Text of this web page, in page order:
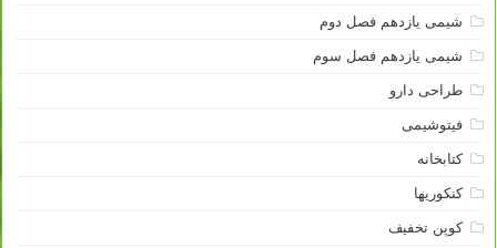
شیمی یازدهم فصل دوم
شیمی یازدهم فصل سوم
طراحی دارو
فیتوشیمی
کتابخانه
کنکوریها
کوپن تخفیف